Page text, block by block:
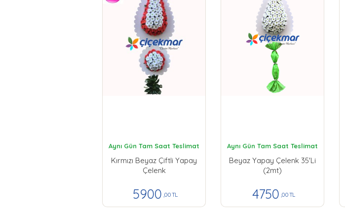
Aynı Gün Tam Saat Teslimat
Kırmızı Beyaz Çiftli Yapay
Çelenk
5900 ,00 TL
Aynı Gün Tam Saat Teslimat
Beyaz Yapay Çelenk 35'li
(2mt)
4750 ,00 TL